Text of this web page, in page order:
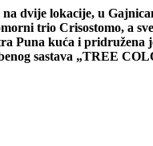
dvije lokacije, u
trio Crisostomo, a
Puna kuća i
sastava „TREE